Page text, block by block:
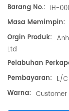
Barang No.: IH-
Masa Memimpin:
Orgin Produk:
Ltd
Pelabuhan
Pembayaran: L/
Warna: Customer